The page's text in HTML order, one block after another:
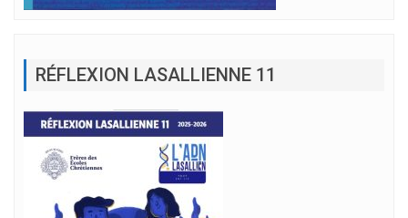
RÉFLEXION LASALLIENNE 11